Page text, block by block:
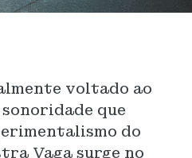
voltado ao
que
do
Vaga surge no